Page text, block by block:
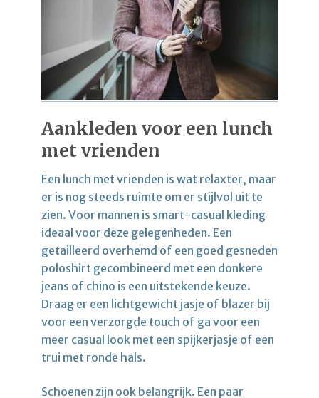
Aankleden voor een lunch
met vrienden
Een lunch met vrienden is wat relaxter, maar
er is nog steeds ruimte om er stijlvol uit te
zien. Voor mannen is smart-casual kleding
ideaal voor deze gelegenheden. Een
getailleerd overhemd of een goed gesneden
poloshirt gecombineerd met een donkere
jeans of chino is een uitstekende keuze.
Draag er een lichtgewicht jasje of blazer bij
voor een verzorgde touch of ga voor een
meer casual look met een spijkerjasje of een
trui met ronde hals.
Schoenen zijn ook belangrijk. Een paar